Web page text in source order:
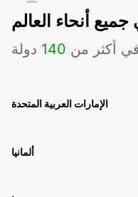
أنحاء العالم
أكثر من 140 دولة
الإمارات العربية المتحدة
ألمانيا